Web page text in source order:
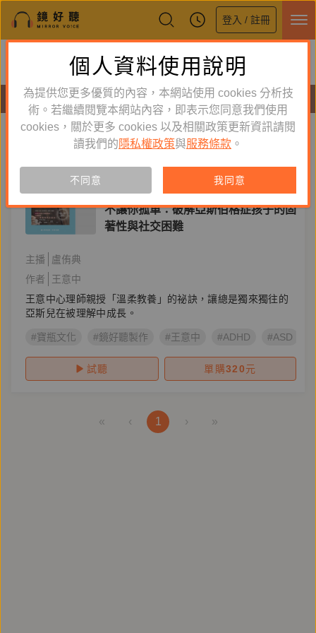
登入 / 註冊
鏡好聽全新APP上線
體驗全面升級，即刻下載
有聲書
亞斯兒 新到舊 舊到新
有聲書
不讓你孤單：破解亞斯伯格症孩子的固
著性與社交困難
主播
盧侑典
作者
王意中
王意中心理師親授「溫柔教養」的祕訣，讓總是獨來獨往的
亞斯兒在被理解中成長。
#寶瓶文化 #鏡好聽製作 #王意中 #ADHD #ASD
試聽 單購320元
« ‹ 1 › »
個人資料使用說明
為提供您更多優質的內容，本網站使用 cookies 分析技
術。若繼續閱覽本網站內容，即表示您同意我們使用
cookies，關於更多 cookies 以及相關政策更新資訊請閱
讀我們的 隱私權政策與服務條款 。
不同意 我同意